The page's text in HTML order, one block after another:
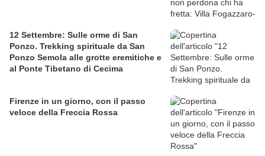
12 Settembre: Sulle orme di San
Ponzo. Trekking spirituale da San
Ponzo Semola alle grotte eremitiche e
al Ponte Tibetano di Cecima
Firenze in un giorno, con il passo
veloce della Freccia Rossa